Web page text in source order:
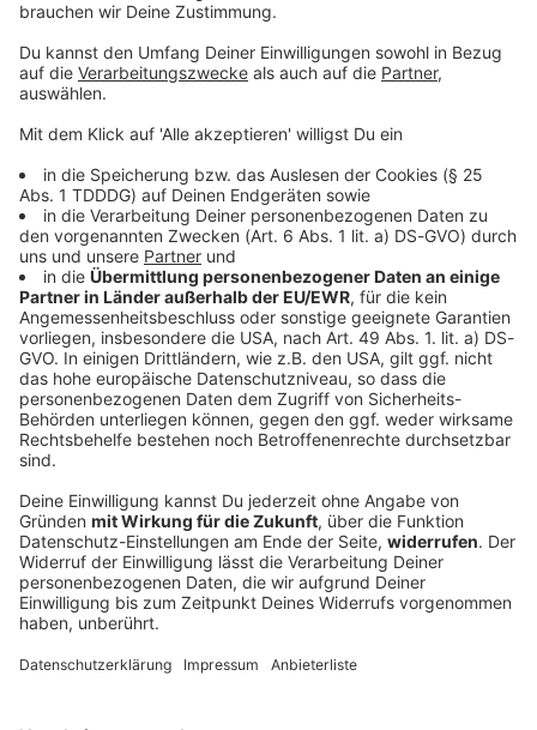
© dpa-infocom, dpa:250821-930-936631/1
Bayern
Erst Kim, dann Díaz: FC Bayern besiegt Aston
Villa
Der FC Bayern gewinnt auf der Asientour seinen
bislang klangvollsten Test vor der neuen Saison. Der
erst spät in den Fokus.